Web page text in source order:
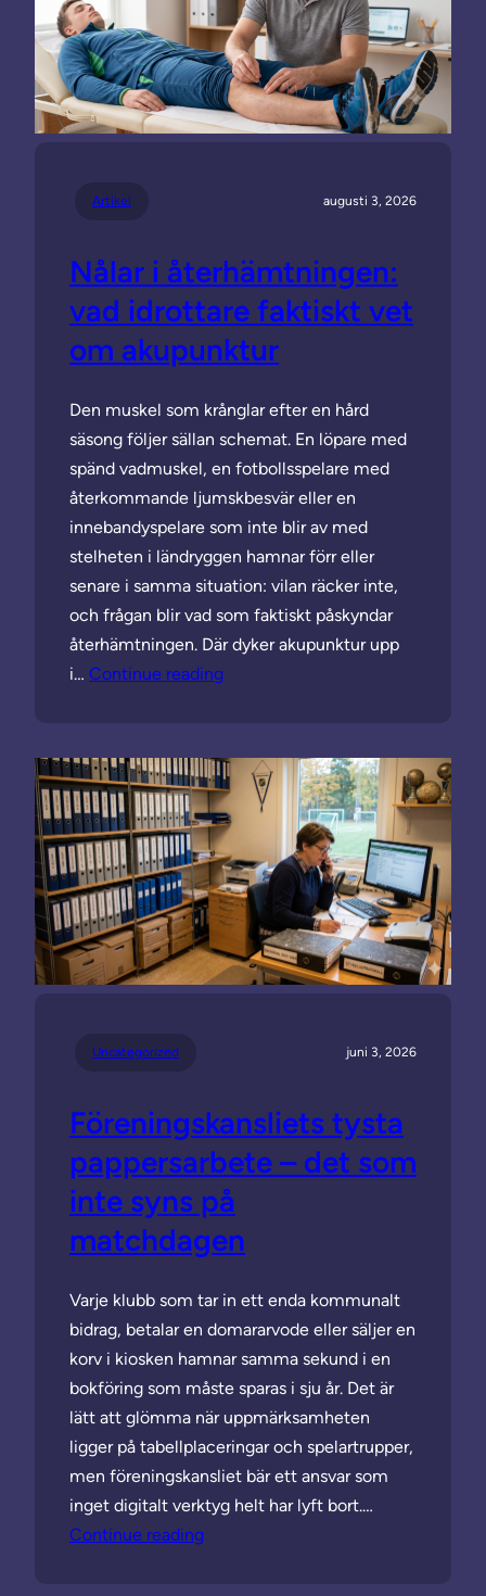
Artikel augusti 3, 2026
Nålar i återhämtningen:
vad idrottare faktiskt vet
om akupunktur
Den muskel som krånglar efter en hård
säsong följer sällan schemat. En löpare med
spänd vadmuskel, en fotbollsspelare med
återkommande ljumskbesvär eller en
innebandyspelare som inte blir av med
stelheten i ländryggen hamnar förr eller
senare i samma situation: vilan räcker inte,
och frågan blir vad som faktiskt påskyndar
återhämtningen. Där dyker akupunktur upp
i… Continue reading
Uncategorized juni 3, 2026
Föreningskansliets tysta
pappersarbete – det som
inte syns på
matchdagen
Varje klubb som tar in ett enda kommunalt
bidrag, betalar en domararvode eller säljer en
korv i kiosken hamnar samma sekund i en
bokföring som måste sparas i sju år. Det är
lätt att glömma när uppmärksamheten
ligger på tabellplaceringar och spelartrupper,
men föreningskansliet bär ett ansvar som
inget digitalt verktyg helt har lyft bort.…
Continue reading